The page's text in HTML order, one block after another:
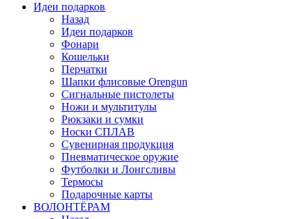
Идеи подарков
Назад
Идеи подарков
Фонари
Кошельки
Перчатки
Шапки флисовые Orengun
Сигнальные пистолеты
Ножи и мультитулы
Рюкзаки и сумки
Носки СПЛАВ
Сувенирная продукция
Пневматическое оружие
Футболки и Лонгсливы
Термосы
Подарочные карты
ВОЛОНТЁРАМ